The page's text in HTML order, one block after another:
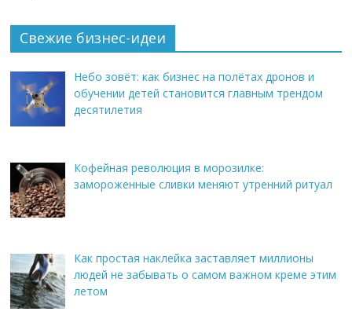
Свежие бизнес-идеи
Небо зовёт: как бизнес на полётах дронов и
обучении детей становится главным трендом
десятилетия
Кофейная революция в морозилке:
замороженные сливки меняют утренний ритуал
Как простая наклейка заставляет миллионы
людей не забывать о самом важном креме этим
летом